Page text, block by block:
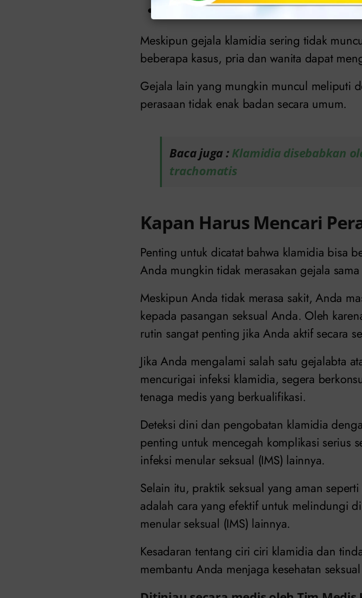
Gejala pada pria dan wanita
Meskipun gejala klamidia sering tidak
beberapa kasus, pria dan wanita dapat
Gejala lain yang mungkin muncul meliputi
perasaan tidak enak badan secara umum.
Baca juga :Klamidia disebabkan
trachomatis
Kapan Harus Mencari
Penting untuk dicatat bahwa klamidia bisa
Anda mungkin tidak merasakan gejala
Meskipun Anda tidak merasa sakit, Anda
kepada pasangan seksual Anda. Oleh
rutin sangat penting jika Anda aktif secara
Jika Anda mengalami salah satu gejalabta
mencurigai infeksi klamidia, segera
tenaga medis yang berkualifikasi.
Deteksi dini dan pengobatan klamidia
penting untuk mencegah komplikasi serius
infeksi menular seksual (IMS) lainnya.
Selain itu, praktik seksual yang aman
adalah cara yang efektif untuk melindungi
menular seksual (IMS) lainnya.
Kesadaran tentang ciri ciri klamidia dan
membantu Anda menjaga kesehatan